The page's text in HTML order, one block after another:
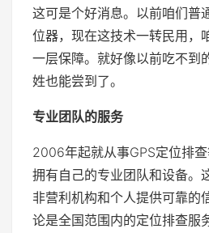
这可是个好消息。以前咱们普
位器，现在这技术一转民用，
一层保障。就好像以前吃不到
姓也能尝到了。
专业团队的服务
2006年起就从事GPS定位排查
拥有自己的专业团队和设备。
非营利机构和个人提供可靠的
论是全国范围内的定位排查服